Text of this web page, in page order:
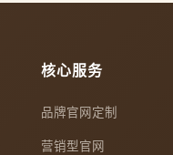
核心服务
品牌官网定制
营销型官网